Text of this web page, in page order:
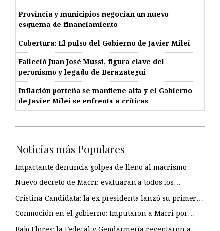
Provincia y municipios negocian un nuevo
esquema de financiamiento
Cobertura: El pulso del Gobierno de Javier Milei
Falleció Juan José Mussi, figura clave del
peronismo y legado de Berazategui
Inflación porteña se mantiene alta y el Gobierno
de Javier Milei se enfrenta a críticas
Noticias más Populares
Impactante denuncia golpea de lleno al macrismo
Nuevo decreto de Macri: evaluarán a todos los…
Cristina Candidata: la ex presidenta lanzó su primer…
Conmoción en el gobierno: Imputaron a Macri por…
Bajo Flores: la Federal y Gendarmería reventaron a…